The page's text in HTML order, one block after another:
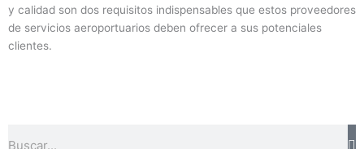
y calidad son dos requisitos indispensables que estos proveedores
de servicios aeroportuarios deben ofrecer a sus potenciales
clientes.